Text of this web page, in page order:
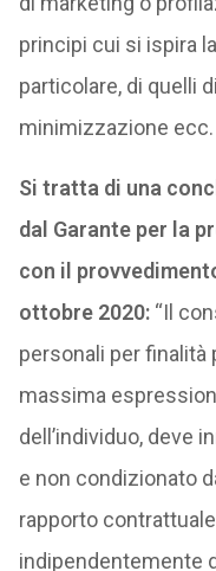
principi cui si ispira
particolare, di quelli
minimizzazione ecc.
Si tratta di una
dal Garante per la
con il
ottobre 2020:“Il
personali per finalità
massima
dell’individuo, deve
e non condizionato
rapporto
indipendentemente